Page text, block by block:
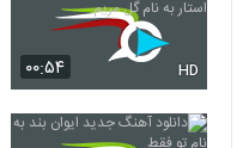
۰۰:۵۴ HD